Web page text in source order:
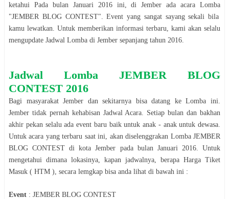
ketahui Pada bulan Januari 2016ini, diJember ada acaraLomba
"JEMBER BLOG CONTEST". Event yang sangat sayang sekali bila
kamu lewatkan. Untuk memberikan informasi terbaru, kami akan selalu
mengupdate Jadwal Lomba di Jember sepanjang tahun 2016
Jadwal Lomba
JEMBER BLOG
CONTEST 2016
Bagi masyarakatJember dan sekitarnya bisa datang keLomba ini.
Jember tidak pernah kehabisan Jadwal Acara. Setiap bulan dan bakhan
akhir pekan selalu ada event baru baik untuk anak - anak untuk dewasa.
Untuk acara yang terbaru saat ini, akan diselenggrakan Lomba JEMBER
BLOG CONTEST di kotaJember pada bulan Januari 2016. Untuk
mengetahui dimana lokasinya, kapan jadwalnya, berapa Harga Tiket
Masuk ( HTM ), secara lemgkap bisa anda lihat di bawah ini :
Event : JEMBER BLOG CONTEST